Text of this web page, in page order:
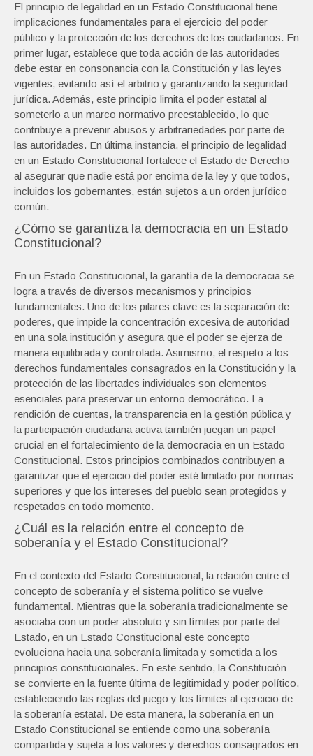
El principio de legalidad en un Estado Constitucional tiene
implicaciones fundamentales para el ejercicio del poder
público y la protección de los derechos de los ciudadanos. En
primer lugar, establece que toda acción de las autoridades
debe estar en consonancia con la Constitución y las leyes
vigentes, evitando así el arbitrio y garantizando la seguridad
jurídica. Además, este principio limita el poder estatal al
someterlo a un marco normativo preestablecido, lo que
contribuye a prevenir abusos y arbitrariedades por parte de
las autoridades. En última instancia, el principio de legalidad
en un Estado Constitucional fortalece el Estado de Derecho
al asegurar que nadie está por encima de la ley y que todos,
incluidos los gobernantes, están sujetos a un orden jurídico
común.
¿Cómo se garantiza la democracia en un Estado
Constitucional?
En un Estado Constitucional, la garantía de la democracia se
logra a través de diversos mecanismos y principios
fundamentales. Uno de los pilares clave es la separación de
poderes, que impide la concentración excesiva de autoridad
en una sola institución y asegura que el poder se ejerza de
manera equilibrada y controlada. Asimismo, el respeto a los
derechos fundamentales consagrados en la Constitución y la
protección de las libertades individuales son elementos
esenciales para preservar un entorno democrático. La
rendición de cuentas, la transparencia en la gestión pública y
la participación ciudadana activa también juegan un papel
crucial en el fortalecimiento de la democracia en un Estado
Constitucional. Estos principios combinados contribuyen a
garantizar que el ejercicio del poder esté limitado por normas
superiores y que los intereses del pueblo sean protegidos y
respetados en todo momento.
¿Cuál es la relación entre el concepto de
soberanía y el Estado Constitucional?
En el contexto del Estado Constitucional, la relación entre el
concepto de soberanía y el sistema político se vuelve
fundamental. Mientras que la soberanía tradicionalmente se
asociaba con un poder absoluto y sin límites por parte del
Estado, en un Estado Constitucional este concepto
evoluciona hacia una soberanía limitada y sometida a los
principios constitucionales. En este sentido, la Constitución
se convierte en la fuente última de legitimidad y poder político,
estableciendo las reglas del juego y los límites al ejercicio de
la soberanía estatal. De esta manera, la soberanía en un
Estado Constitucional se entiende como una soberanía
compartida y sujeta a los valores y derechos consagrados en